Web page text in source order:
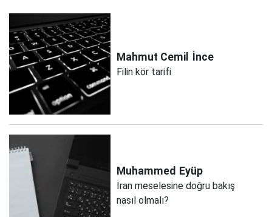
Mahmut Cemil İnce
Filin kör tarifi
Muhammed Eyüp
İran meselesine doğru bakış
nasıl olmalı?